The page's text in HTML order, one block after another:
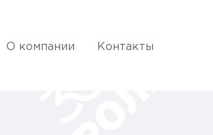
О компании Контакты